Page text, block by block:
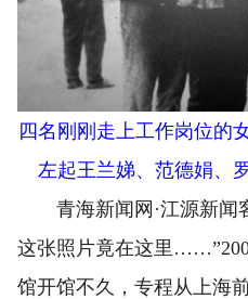
四名刚刚走上工作岗位的
左起王兰娣、范德娟、
青海新闻网·江源新闻
这张照片竟在这里
馆开馆不久，专程从上海